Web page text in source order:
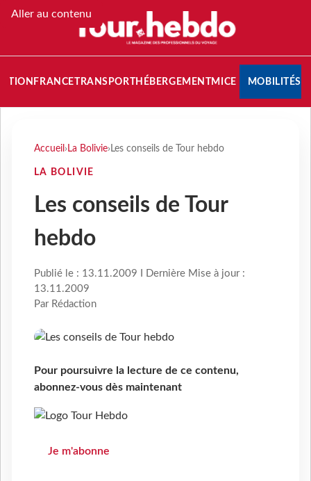
Aller au contenu
FRANCETRANSPORT HÉBERGEMENTMICE MOBILITÉS
Accueil › La Bolivie› Les conseils de Tour hebdo
LA BOLIVIE
Les conseils de Tour
hebdo
Publié le : 13.11.2009 I Dernière Mise à jour :
13.11.2009
Par Rédaction
Pour poursuivre la lecture de ce contenu,
abonnez-vous dès maintenant
Je m'abonne